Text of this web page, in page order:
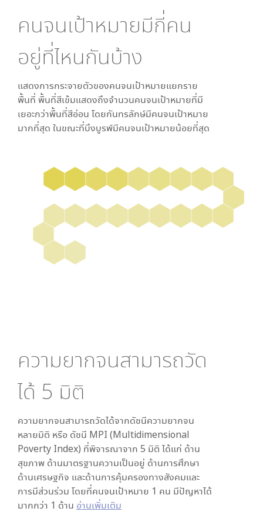
คนจนเป้าหมายมีกี่คน
อยู่ที่ไหนกันบ้าง
แสดงการกระจายตัวของคนจนเป้าหมายแยกราย
พื้นที่ พื้นที่สีเข้มแสดงถึงจำนวนคนจนเป้าหมายที่มี
เยอะกว่าพื้นที่สีอ่อน โดยกันทรลักษ์มีคนจนเป้าหมาย
มากที่สุด ในขณะที่บึงบูรพ์มีคนจนเป้าหมายน้อยที่สุด
ความยากจนสามารถวัด
ได้ 5 มิติ
ความยากจนสามารถวัดได้จากดัชนีความยากจน
หลายมิติ หรือ ดัชนี MPI (Multidimensional
Poverty Index) ที่พิจารณาจาก 5 มิติ ได้แก่ ด้าน
สุขภาพ ด้านมาตรฐานความเป็นอยู่ ด้านการศึกษา
ด้านเศรษฐกิจ และด้านการคุ้มครองทางสังคมและ
การมีส่วนร่วม โดยที่คนจนเป้าหมาย 1 คน มีปัญหาได้
มากกว่า 1 ด้าน อ่านเพิ่มเติม